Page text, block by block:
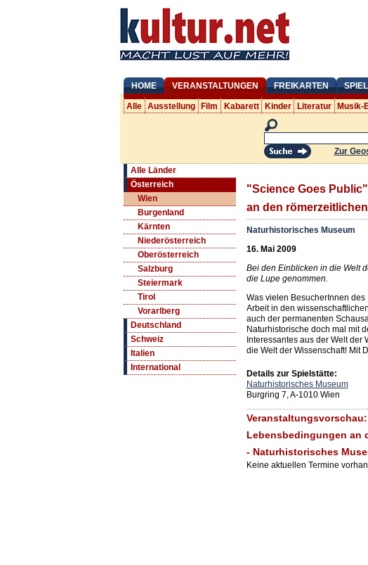
HOME VERANSTALTUNGEN FREIKARTEN
Alle Ausstellung Film Kabarett Kinder Literatur Musik-
Zur
Alle Länder
Österreich
Wien
Burgenland
Kärnten
Niederösterreich
Oberösterreich
Salzburg
Steiermark
Tirol
Vorarlberg
Deutschland
Schweiz
Italien
International
"Science Goes
an den
Naturhistorisches Museum
16. Mai 2009
Bei den Einblicken in die Welt
die Lupe genommen.
Was vielen BesucherInnen
Arbeit in den
auch der permanenten
Naturhistorische doch mal mit
Interessantes aus der Welt der
die Welt der Wissenschaft! Mit
Details zur Spielstätte:
Naturhistorisches Museum
Burgring 7, A-1010 Wien
Lebensbedingungen an
- Naturhistorisches
Keine aktuellen Termine